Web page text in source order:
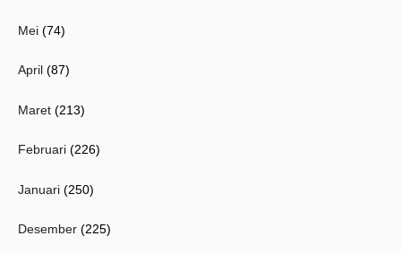
Mei (74)
April (87)
Maret (213)
Februari (226)
Januari (250)
Desember (225)